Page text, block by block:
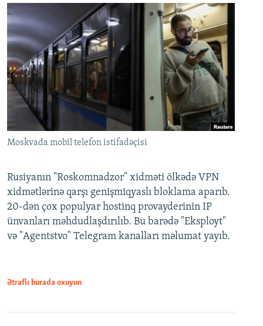
Moskvada mobil telefon istifadəçisi
Rusiyanın "Roskomnadzor" xidməti ölkədə VPN
xidmətlərinə qarşı genişmiqyaslı bloklama aparıb.
20-dən çox populyar hostinq provayderinin IP
ünvanları məhdudlaşdırılıb. Bu barədə "Eksployt"
və "Agentstvo" Telegram kanalları məlumat yayıb.
Ətraflı burada oxuyun